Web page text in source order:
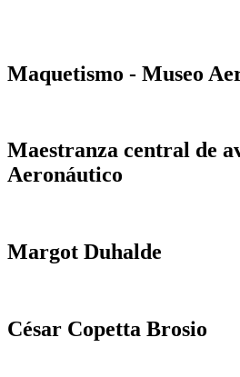
Maquetismo - Museo
Maestranza central de
Aeronáutico
Margot Duhalde
César Copetta Brosio